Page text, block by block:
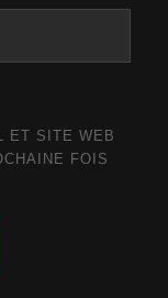
ET SITE WEB
FOIS